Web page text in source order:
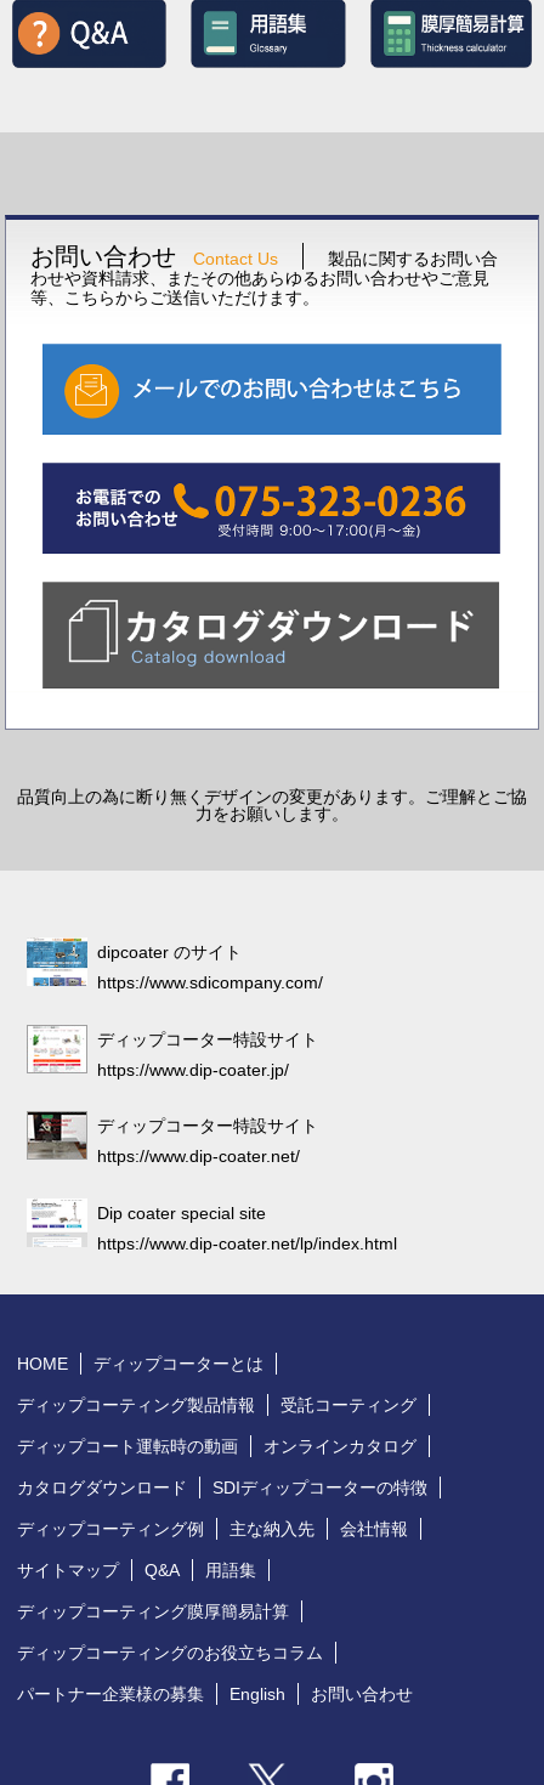
お問い合わせ Contact Us
製品に関するお問い合
わせや資料請求、またその他あらゆるお問い合わせやご意見
等、こちらからご送信いただけます。
品質向上の為に断り無くデザインの変更があります。ご理解とご協
力をお願いします。
dipcoater のサイト
https://www.sdicompany.com/
ディップコーター特設サイト
https://www.dip-coater.jp/
ディップコーター特設サイト
https://www.dip-coater.net/
Dip coater special site
https://www.dip-coater.net/lp/index.html
HOME ディップコーターとは
ディップコーティング製品情報 受託コーティング
ディップコート運転時の動画 オンラインカタログ
カタログダウンロード SDIディップコーターの特徴
ディップコーティング例 主な納入先 会社情報
サイトマップ Q&A 用語集
ディップコーティング膜厚簡易計算
ディップコーティングのお役立ちコラム
パートナー企業様の募集 English お問い合わせ